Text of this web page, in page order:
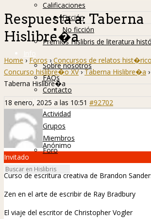
Calificaciones
Ficción
No ficción
Premios Hislibris de literatura
Info
Sobre nosotros
FAQs
Contacto
Hislibreños
Actividad
Grupos
Miembros
Foro
Respuesta a: Taberna
Hislibre�a
Home › Foros › Concursos de relatos
Concurso hislibre�o XV › Taberna Hislibre�a ›
Taberna Hislibre�a
18 enero, 2025 a las 10:51 #92702
Anónimo
Invitado
Curso de escritura creativa de Brandon
Zen en el arte de escribir de Ray Bradbury
El viaje del escritor de Christopher Vogler